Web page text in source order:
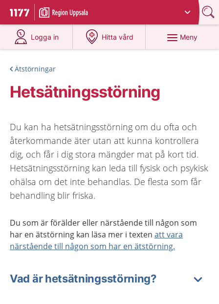
Till startsidan för 1177
Du har valt region
Logga in
på 1177.se
Hitta vård
på 1177.se
Meny
Ätstörningar
Hetsätningsstörning
Du kan ha hetsätningsstörning om du ofta och
återkommande äter utan att kunna kontrollera
dig, och får i dig stora mängder mat på kort tid.
Hetsätningsstörning kan leda till fysisk och psykisk
ohälsa om det inte behandlas. De flesta som får
behandling blir friska.
Du som är förälder eller närstående till någon som
har en ätstörning kan läsa mer i texten att vara
närstående till någon som har en ätstörning.
Vad är hetsätningsstörning?